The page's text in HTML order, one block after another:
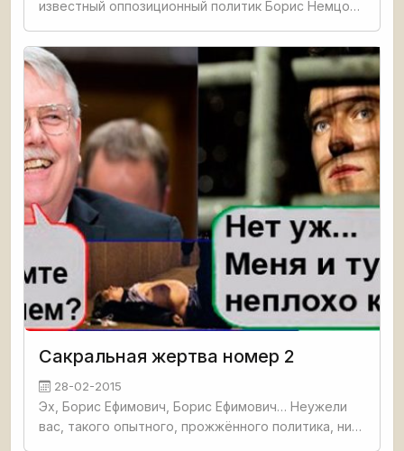
известный оппозиционный политик Борис Немцов.
дело статьям «Убийство» и «Незаконный
Сакральная жертва номер 2
28-02-2015
Эх, Борис Ефимович, Борис Ефимович… Неужели
вас, такого опытного, прожжённого политика, ни